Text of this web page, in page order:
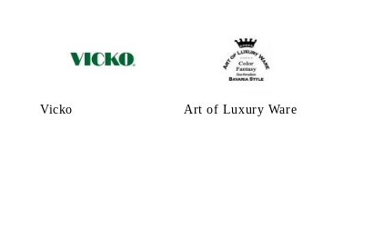
Vicko Art of Luxury Ware